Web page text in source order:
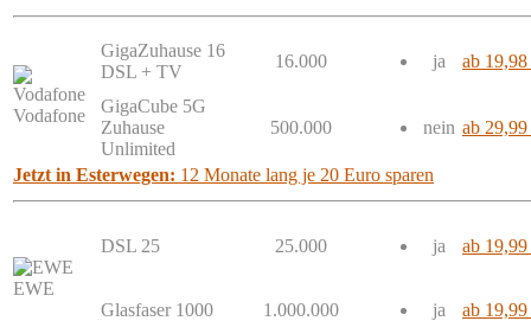
Vodafone
GigaZuhause 16
DSL + TV
16.000 ja ab 19,98
GigaCube 5G
Zuhause
Unlimited
500.000 nein ab 29,99
Jetzt in Esterwegen: 12 Monate lang je 20 Euro sparen
EWE
DSL 25 25.000 ja ab 19,99
Glasfaser 1000 1.000.000 ja ab 19,99